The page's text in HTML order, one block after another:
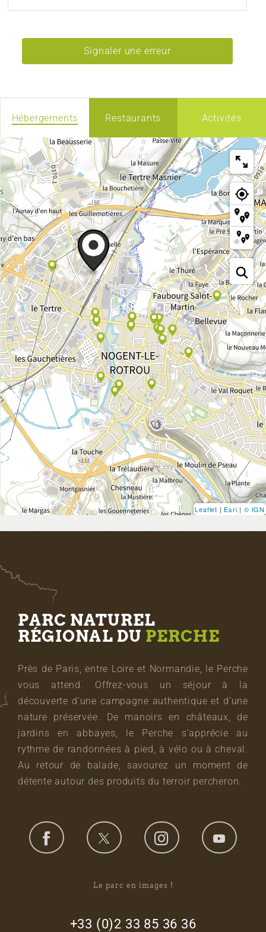
Signaler une erreur
Hébergements Restaurants Activités
Leaflet | Esri | © IGN
PARC NATUREL
RÉGIONAL DU PERCHE
Près de Paris, entre Loire et Normandie, le Perche
vous attend. Offrez-vous un séjour à la
découverte d’une campagne authentique et d’une
nature préservée. De manoirs en châteaux, de
jardins en abbayes, le Perche s’apprécie au
rythme de randonnées à pied, à vélo ou à cheval.
Au retour de balade, savourez un moment de
détente autour des produits du terroir percheron.
Le parc en images !
+33 (0)2 33 85 36 36